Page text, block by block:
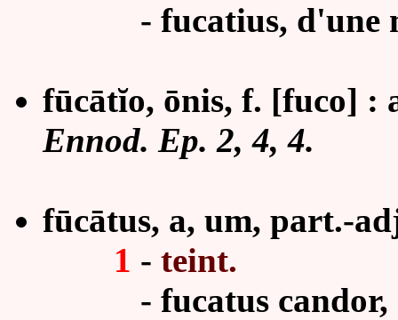
- fucatius, d'une
fūcātĭo, ōnis, f. [fuco] :
Ennod. Ep. 2, 4, 4.
fūcātus, a, um, part.-
1 - teint.
- fucatus